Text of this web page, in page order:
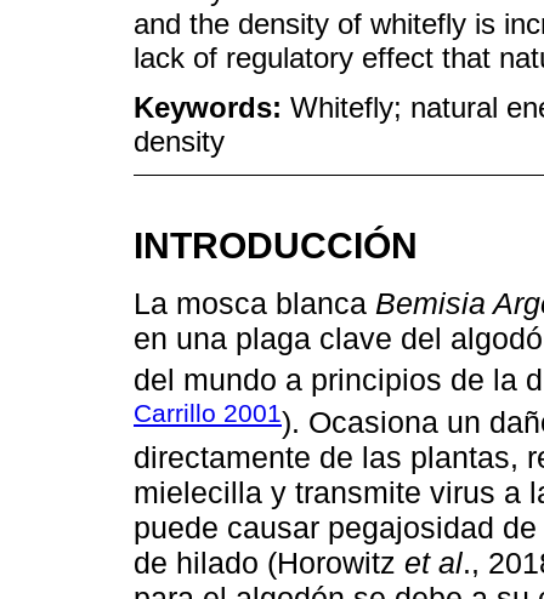
and the density of whitefly is
lack of regulatory effect that
Keywords: Whitefly; natural
density
INTRODUCCIÓN
La mosca blanca Bemisia
en una plaga clave del
del mundo a principios de la
Carrillo 2001). Ocasiona un
directamente de las plantas,
mielecilla y transmite virus a
puede causar pegajosidad
de hilado (Horowitz et al.,